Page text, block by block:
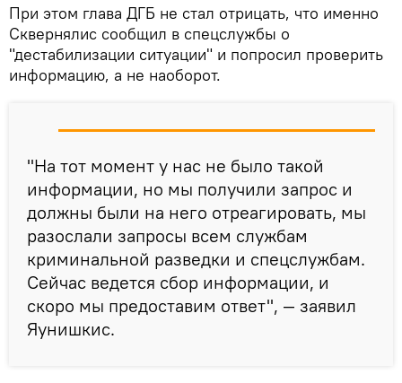
При этом глава ДГБ не стал отрицать, что именно
Сквернялис сообщил в спецслужбы о
"дестабилизации ситуации" и попросил проверить
информацию, а не наоборот.
"На тот момент у нас не было такой
информации, но мы получили запрос и
должны были на него отреагировать, мы
разослали запросы всем службам
криминальной разведки и спецслужбам.
Сейчас ведется сбор информации, и
скоро мы предоставим ответ", — заявил
Яунишкис.